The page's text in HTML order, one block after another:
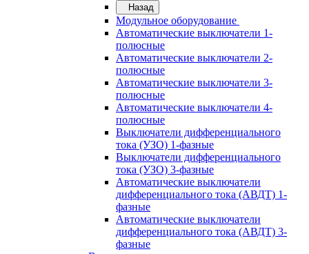
Назад
Модульное оборудование
Автоматические выключатели 1-
полюсные
Автоматические выключатели 2-
полюсные
Автоматические выключатели 3-
полюсные
Автоматические выключатели 4-
полюсные
Выключатели дифференциального
тока (УЗО) 1-фазные
Выключатели дифференциального
тока (УЗО) 3-фазные
Автоматические выключатели
дифференциального тока (АВДТ) 1-
фазные
Автоматические выключатели
дифференциального тока (АВДТ) 3-
фазные